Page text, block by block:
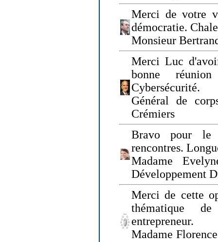
Merci de votre
démocratie.
Monsieur
Merci Luc
bonne
Cybersécurité.
Général de
Crémiers
Bravo pour le
rencontres.
Madame
Développement
Merci de cette
thématique
entrepreneur.
Madame